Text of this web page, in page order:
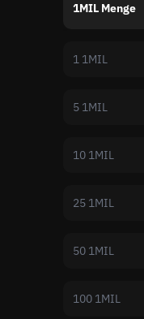
1MIL Menge
1 1MIL
5 1MIL
10 1MIL
25 1MIL
50 1MIL
100 1MIL